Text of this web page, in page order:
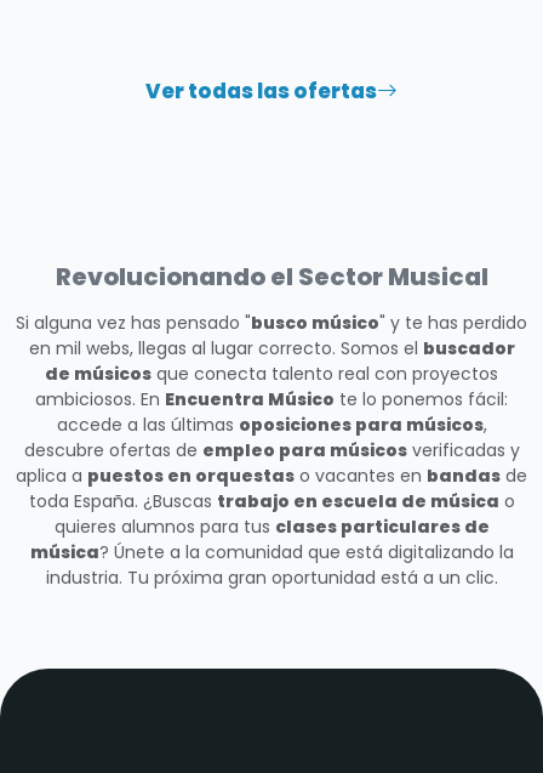
Ver todas las ofertas
Revolucionando el Sector Musical
Si alguna vez has pensado "busco músico" y te has perdido
en mil webs, llegas al lugar correcto. Somos el buscador
de músicos que conecta talento real con proyectos
ambiciosos. En Encuentra Músico te lo ponemos fácil:
accede a las últimas oposiciones para músicos,
descubre ofertas de empleo para músicosverificadas y
aplica a puestos en orquestas o vacantes en bandas de
toda España. ¿Buscas trabajo en escuela de música o
quieres alumnos para tus clases particulares de
música? Únete a la comunidad que está digitalizando la
industria. Tu próxima gran oportunidad está a un clic.